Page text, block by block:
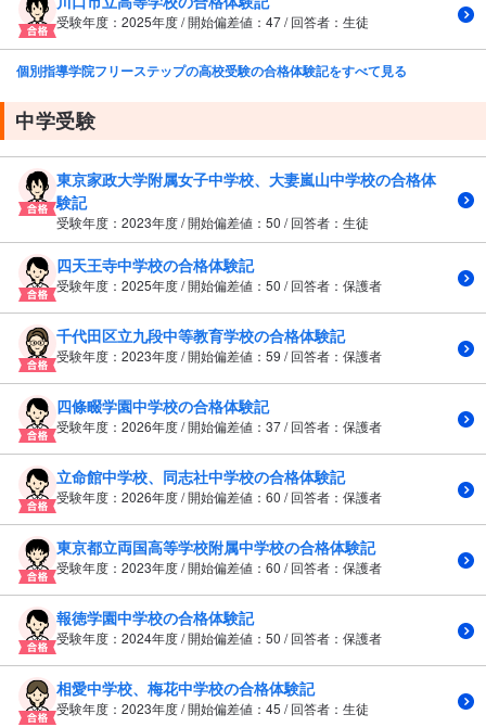
受験年度：2025年度 / 開始偏差値：47 / 回答者：生徒
個別指導学院フリーステップの高校受験の合格体験記をすべて見る
中学受験
東京家政大学附属女子中学校、大妻嵐山中学校の合格体
験記
受験年度：2023年度 / 開始偏差値：50 / 回答者：生徒
四天王寺中学校の合格体験記
受験年度：2025年度 / 開始偏差値：50 / 回答者：保護者
千代田区立九段中等教育学校の合格体験記
受験年度：2023年度 / 開始偏差値：59 / 回答者：保護者
四條畷学園中学校の合格体験記
受験年度：2026年度 / 開始偏差値：37 / 回答者：保護者
立命館中学校、同志社中学校の合格体験記
受験年度：2026年度 / 開始偏差値：60 / 回答者：保護者
東京都立両国高等学校附属中学校の合格体験記
受験年度：2023年度 / 開始偏差値：60 / 回答者：保護者
報徳学園中学校の合格体験記
受験年度：2024年度 / 開始偏差値：50 / 回答者：保護者
相愛中学校、梅花中学校の合格体験記
受験年度：2023年度 / 開始偏差値：45 / 回答者：生徒